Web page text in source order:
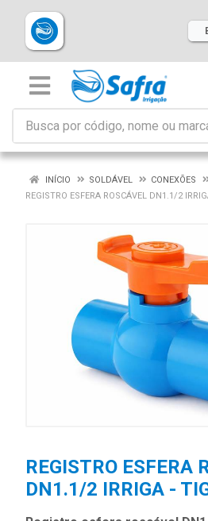
INÍCIO SOLDÁVEL
CONEXÕES
REGISTRO ESFERA ROSCÁVEL DN1.1/2
REGISTRO ESFERA
DN1.1/2 IRRIGA -